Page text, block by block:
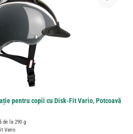
pentru copii cu Disk-Fit Vario, Potcoavă
de la 290 g
Vario